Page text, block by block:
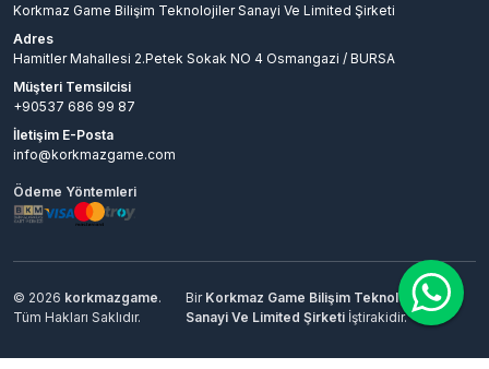
Korkmaz Game Bilişim Teknolojiler Sanayi Ve Limited Şirketi
Adres
Hamitler Mahallesi 2.Petek Sokak NO 4 Osmangazi / BURSA
Müşteri Temsilcisi
+90537 686 99 87
İletişim E-Posta
info@korkmazgame.com
Ödeme Yöntemleri
© 2026 korkmazgame.
Tüm Hakları Saklıdır.
Bir Korkmaz Game Bilişim Teknolojiler
Sanayi Ve Limited Şirketi İştirakidir.